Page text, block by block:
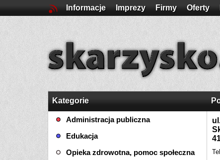
Informacje Imprezy Firmy Oferty
Kategorie
Administracja publiczna
Edukacja
Opieka zdrowotna, pomoc społeczna